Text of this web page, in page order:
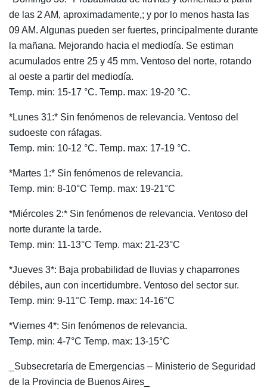
de las 2 AM, aproximadamente,; y por lo menos hasta las
09 AM. Algunas pueden ser fuertes, principalmente durante
la mañana. Mejorando hacia el mediodía. Se estiman
acumulados entre 25 y 45 mm. Ventoso del norte, rotando
al oeste a partir del mediodía.
Temp. min: 15-17 °C. Temp. max: 19-20 °C.
*Lunes 31:* Sin fenómenos de relevancia. Ventoso del
sudoeste con ráfagas.
Temp. min: 10-12 °C. Temp. max: 17-19 °C.
*Martes 1:* Sin fenómenos de relevancia.
Temp. min: 8-10°C Temp. max: 19-21°C
*Miércoles 2:* Sin fenómenos de relevancia. Ventoso del
norte durante la tarde.
Temp. min: 11-13°C Temp. max: 21-23°C
*Jueves 3*: Baja probabilidad de lluvias y chaparrones
débiles, aun con incertidumbre. Ventoso del sector sur.
Temp. min: 9-11°C Temp. max: 14-16°C
*Viernes 4*: Sin fenómenos de relevancia.
Temp. min: 4-7°C Temp. max: 13-15°C
_Subsecretaría de Emergencias – Ministerio de Seguridad
de la Provincia de Buenos Aires_